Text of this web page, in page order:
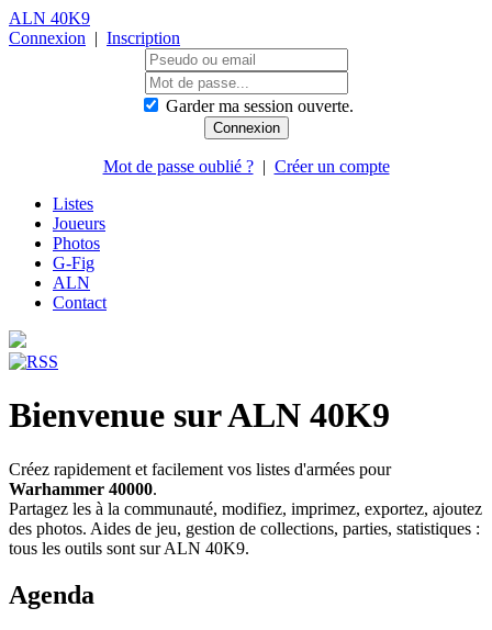
ALN 40K9
Connexion | Inscription
Garder ma session ouverte.
Mot de passe oublié ?| Créer un compte
Listes
Joueurs
Photos
G-Fig
ALN
Contact
Bienvenue sur ALN 40K9
Créez rapidement et facilement vos listes d'armées pour
Warhammer 40000.
Partagez les à la communauté, modifiez, imprimez, exportez, ajoutez
des photos. Aides de jeu, gestion de collections, parties, statistiques :
tous les outils sont sur ALN 40K9.
Agenda